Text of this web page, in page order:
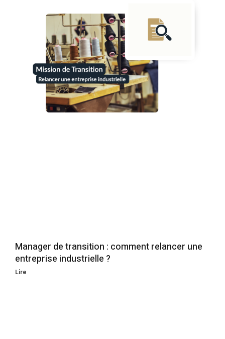
Manager de transition : comment relancer une
entreprise industrielle ?
Lire